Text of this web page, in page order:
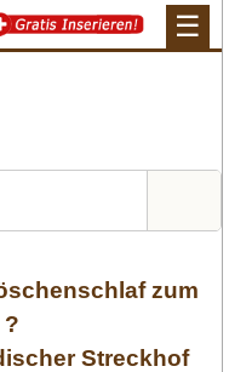
☰
zum
?
Streckhof